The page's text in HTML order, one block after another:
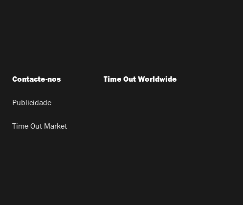
Contacte-nos
Publicidade
Time Out Market
Time Out Worldwide